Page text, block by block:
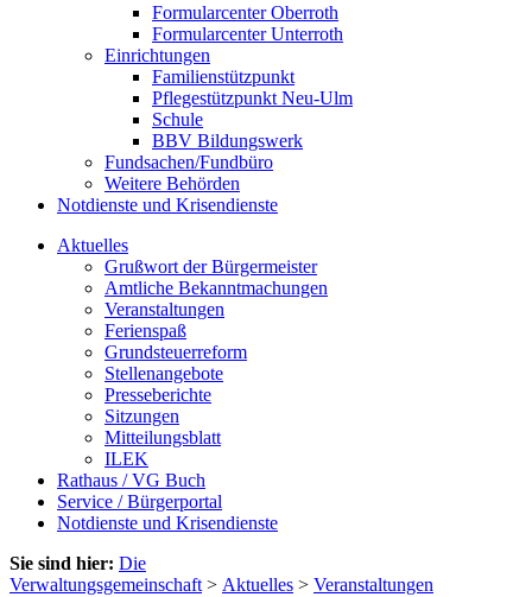
Formularcenter Oberroth
Formularcenter Unterroth
Einrichtungen
Familienstützpunkt
Pflegestützpunkt Neu-Ulm
Schule
BBV Bildungswerk
Fundsachen/Fundbüro
Weitere Behörden
Notdienste und Krisendienste
Aktuelles
Grußwort der Bürgermeister
Amtliche Bekanntmachungen
Veranstaltungen
Ferienspaß
Grundsteuerreform
Stellenangebote
Presseberichte
Sitzungen
Mitteilungsblatt
ILEK
Rathaus / VG Buch
Service / Bürgerportal
Notdienste und Krisendienste
Sie sind hier: Die
Verwaltungsgemeinschaft > Aktuelles > Veranstaltungen